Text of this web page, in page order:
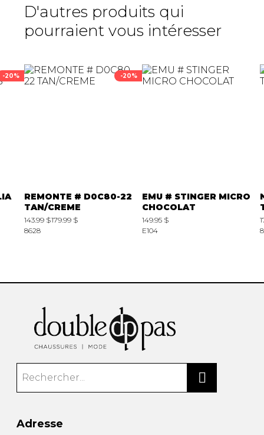
D'autres produits qui
pourraient vous intéresser
-20% -20%
REMONTE # D0C80-22
TAN/CREME
143.99 $179.99 $
8628
EMU # STINGER MICRO
CHOCOLAT
149.95 $
E104
Adresse